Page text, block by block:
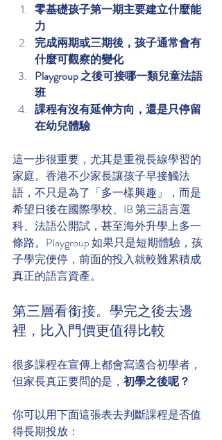
零基礎孩子第一期主要建立什麼能
力
完成兩期或三期後，孩子通常會有
什麼可觀察的變化
Playgroup 之後可接哪一類兒童法語
班
課程有沒有延伸方向，還是只停留
在幼兒體驗
這一步很重要，尤其是重視長線學習的
家庭。香港不少家長讓孩子早接觸法
語，不只是為了「多一樣興趣」，而是
希望日後在國際學校、IB 第三語言選
科、法語公開試，甚至海外升學上多一
條路。Playgroup 如果只是短期體驗，孩
子學完便停，前面的投入就較難累積成
真正的語言資產。
第三層看銜接。學完之後去邊
裡，比入門價更值得比較
很多課程在宣傳上都會寫適合初學者，
但家長真正要問的是， 初學之後呢？
你可以用下面這張表去判斷課程是否值
得長期投放：